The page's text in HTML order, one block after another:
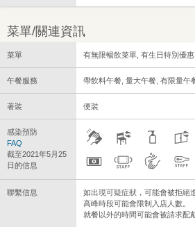
菜單/關連資訊
菜單 有無限暢飲菜單, 有生日特別優
午餐服務 帶飲料午餐, 量大午餐, 有限量午
著裝 便裝
感染預防
FAQ
截至2021年5月25
日的信息
聯繫信息
如出現可疑症狀，可能會被拒絕
高峰時段可能會限制入店人數。
就餐以外的時間可能會被請求配